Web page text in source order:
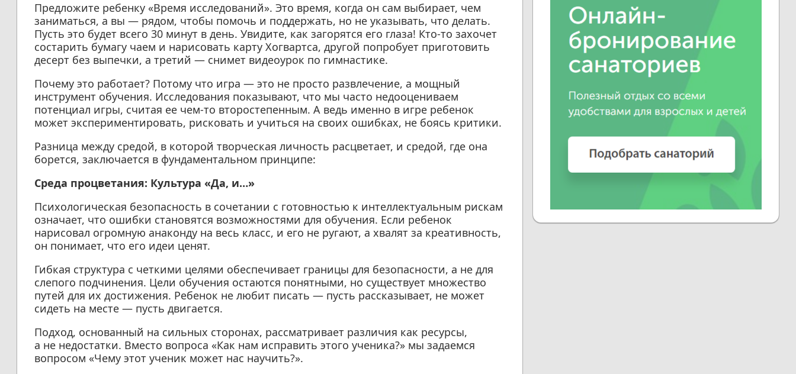
Предложите ребенку «Время исследований». Это время, когда он сам выбирает, чем
заниматься, а вы — рядом, чтобы помочь и поддержать, но не указывать, что делать.
Пусть это будет всего 30 минут в день. Увидите, как загорятся его глаза! Кто-то захочет
состарить бумагу чаем и нарисовать карту Хогвартса, другой попробует приготовить
десерт без выпечки, а третий — снимет видеоурок по гимнастике.
Почему это работает? Потому что игра — это не просто развлечение, а мощный
инструмент обучения. Исследования показывают, что мы часто недооцениваем
потенциал игры, считая ее чем-то второстепенным. А ведь именно в игре ребенок
может экспериментировать, рисковать и учиться на своих ошибках, не боясь критики.
Разница между средой, в которой творческая личность расцветает, и средой, где она
борется, заключается в фундаментальном принципе:
Среда процветания: Культура «Да, и…»
Психологическая безопасность в сочетании с готовностью к интеллектуальным рискам
означает, что ошибки становятся возможностями для обучения. Если ребенок
нарисовал огромную анаконду на весь класс, и его не ругают, а хвалят за креативность,
он понимает, что его идеи ценят.
Гибкая структура с четкими целями обеспечивает границы для безопасности, а не для
слепого подчинения. Цели обучения остаются понятными, но существует множество
путей для их достижения. Ребенок не любит писать — пусть рассказывает, не может
сидеть на месте — пусть двигается.
Подход, основанный на сильных сторонах, рассматривает различия как ресурсы,
а не недостатки. Вместо вопроса «Как нам исправить этого ученика?» мы задаемся
вопросом «Чему этот ученик может нас научить?».